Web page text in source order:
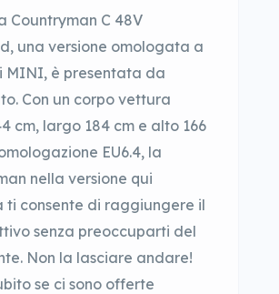
Countryman C 48V
una versione omologata a
MINI, è presentata da
Con un corpo vettura
cm, largo 184 cm e alto 166
EU6.4, la
nella versione qui
ti consente di raggiungere il
senza preoccuparti del
Non la lasciare andare!
se ci sono offerte